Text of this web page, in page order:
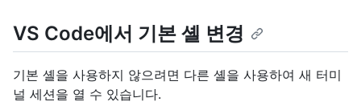
VS Code에서 기본 셸 변경
기본 셸을 사용하지 않으려면 다른 셸을 사용하여 새 터미
널 세션을 열 수 있습니다.